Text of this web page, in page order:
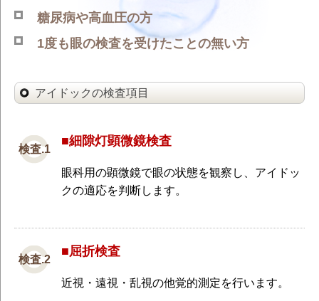
糖尿病や高血圧の方
1度も眼の検査を受けたことの無い方
アイドックの検査項目
■細隙灯顕微鏡検査
眼科用の顕微鏡で眼の状態を観察し、アイドッ
クの適応を判断します。
■屈折検査
近視・遠視・乱視の他覚的測定を行います。